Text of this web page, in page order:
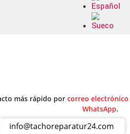
más rápido porcorreo electrónico
WhatsApp.
info@tachoreparatur24.com